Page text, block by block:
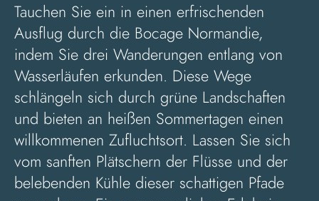
Tauchen Sie ein in einen erfrischenden
Ausflug durch die Bocage Normandie,
indem Sie drei Wanderungen entlang von
Wasserläufen erkunden. Diese Wege
schlängeln sich durch grüne Landschaften
und bieten an heißen Sommertagen einen
willkommenen Zufluchtsort. Lassen Sie sich
vom sanften Plätschern der Flüsse und der
belebenden Kühle dieser schattigen Pfade